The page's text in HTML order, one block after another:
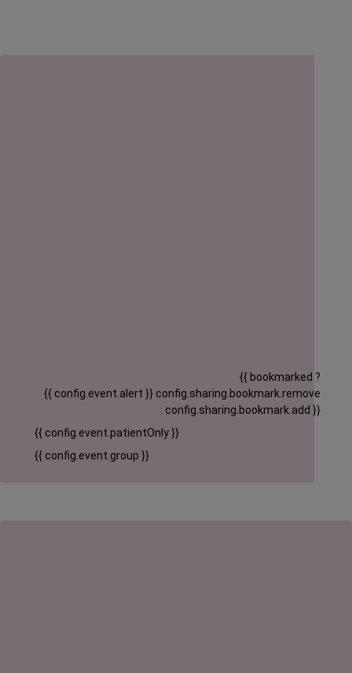
{{ config.event.alert }}
{{ bookmarked ?
config.sharing.bookmark.remove
: config.sharing.bookmark.add }}
{{ config.event.patientOnly }}
{{ config.event.group }}